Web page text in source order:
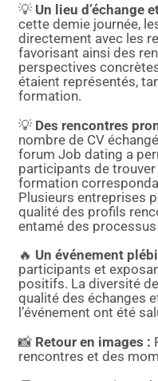
💡 Un lieu d’échange
cette demie journée,
directement avec les
favorisant ainsi des
perspectives
étaient représentés,
formation.
💡 Des rencontres
nombre de CV
forum Job dating a
participants de
formation
Plusieurs entreprises
qualité des profils
entamé des
🔥 Un événement
participants et
positifs. La diversité
qualité des échanges
l’événement ont été
📸 Retour en images :
rencontres et des